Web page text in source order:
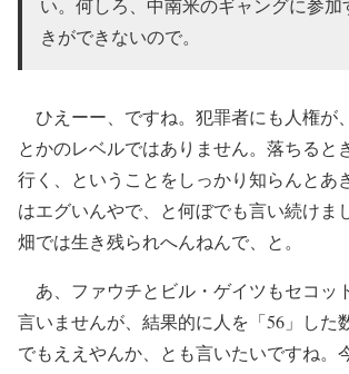
い。何しろ、中南米のギャングに参加
きができないので。
ひえーー、ですね。犯罪者にも人権が
とかのレベルではありません。落ちると
行く、ということをしっかり知らんとあ
はエグいんやで、と何ぼでも言い続けま
畑では生き残られへんねんで、と。
あ、ファウチとビル・ゲイツもセコッ
言いませんが、結果的に人を「56」した
でもええやんか、とも言いたいですね。